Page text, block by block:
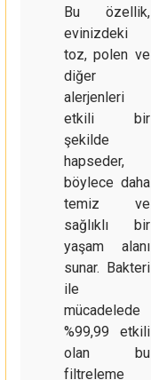
Bu özellik,
evinizdeki
toz, polen ve
diğer
alerjenleri
etkili bir
şekilde
hapseder,
böylece daha
temiz ve
sağlıklı bir
yaşam alanı
sunar. Bakteri
ile
mücadelede
%99,99 etkili
olan bu
filtreleme